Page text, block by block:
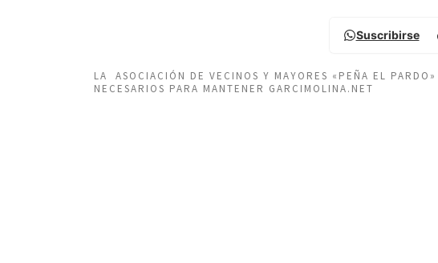
Suscribirse
LA ASOCIACIÓN DE VECINOS Y MAYORES «PEÑA EL
NECESARIOS PARA MANTENER GARCIMOLINA.NET